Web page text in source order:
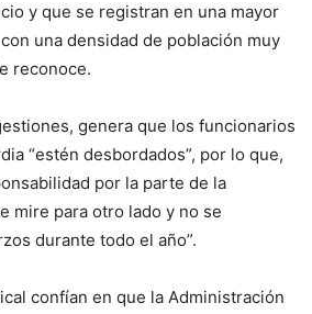
y que se registran en una mayor
una densidad de población muy
reconoce.
genera que los funcionarios
“estén desbordados”, por lo que,
por la parte de la
mire para otro lado y no se
durante todo el año”.
confían en que la Administración